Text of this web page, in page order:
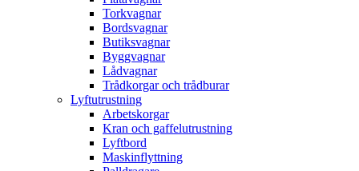
Torkvagnar
Bordsvagnar
Butiksvagnar
Byggvagnar
Lådvagnar
Trådkorgar och trådburar
Lyftutrustning
Arbetskorgar
Kran och gaffelutrustning
Lyftbord
Maskinflyttning